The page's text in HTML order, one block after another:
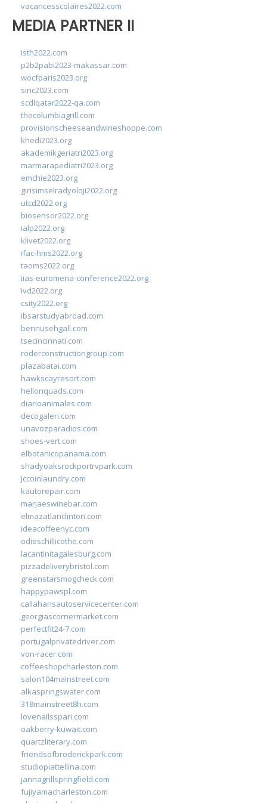
vacancesscolaires2022.com
MEDIA PARTNER II
isth2022.com
p2b2pabi2023-makassar.com
wocfparis2023.org
sinc2023.com
scdlqatar2022-qa.com
thecolumbiagrill.com
provisionscheeseandwineshoppe.com
khedi2023.org
akademikgeriatri2023.org
marmarapediatri2023.org
emchie2023.org
girisimselradyoloji2022.org
utcd2022.org
biosensor2022.org
ialp2022.org
klivet2022.org
ifac-hms2022.org
taoms2022.org
iias-euromena-conference2022.org
ivd2022.org
csity2022.org
ibsarstudyabroad.com
bennusehgall.com
tsecincinnati.com
roderconstructiongroup.com
plazabatai.com
hawkscayresort.com
hellonquads.com
diarioanimales.com
decogaleri.com
unavozparadios.com
shoes-vert.com
elbotanicopanama.com
shadyoaksrockportrvpark.com
jccoinlaundry.com
kautorepair.com
marjaeswinebar.com
elmazatlanclinton.com
ideacoffeenyc.com
odieschillicothe.com
lacantinitagalesburg.com
pizzadeliverybristol.com
greenstarsmogcheck.com
happypawspl.com
callahansautoservicecenter.com
georgiascornermarket.com
perfectfit24-7.com
portugalprivatedriver.com
von-racer.com
coffeeshopcharleston.com
salon104mainstreet.com
alkaspringswater.com
318mainstreet8h.com
lovenailsspari.com
oakberry-kuwait.com
quartzliterary.com
friendsofbroderickpark.com
studiopiattellina.com
jannagrillspringfield.com
fujiyamacharleston.com